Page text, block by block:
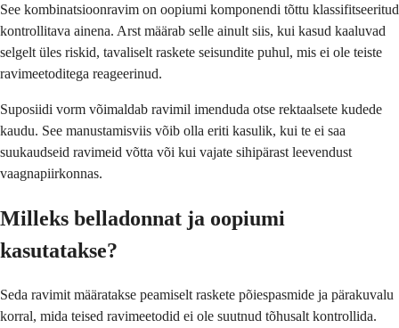
See kombinatsioonravim on oopiumi komponendi tõttu klassifitseeritud
kontrollitava ainena. Arst määrab selle ainult siis, kui kasud kaaluvad
selgelt üles riskid, tavaliselt raskete seisundite puhul, mis ei ole teiste
ravimeetoditega reageerinud.
Suposiidi vorm võimaldab ravimil imenduda otse rektaalsete kudede
kaudu. See manustamisviis võib olla eriti kasulik, kui te ei saa
suukaudseid ravimeid võtta või kui vajate sihipärast leevendust
vaagnapiirkonnas.
Milleks belladonnat ja oopiumi
kasutatakse?
Seda ravimit määratakse peamiselt raskete põiespasmide ja pärakuvalu
korral, mida teised ravimeetodid ei ole suutnud tõhusalt kontrollida.